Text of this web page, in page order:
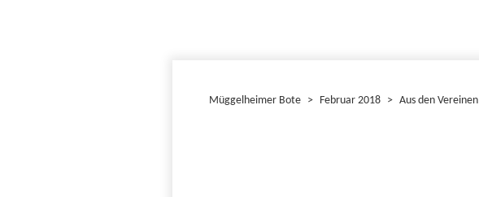
Müggelheimer Bote > Februar 2018 > Aus den Vereinen